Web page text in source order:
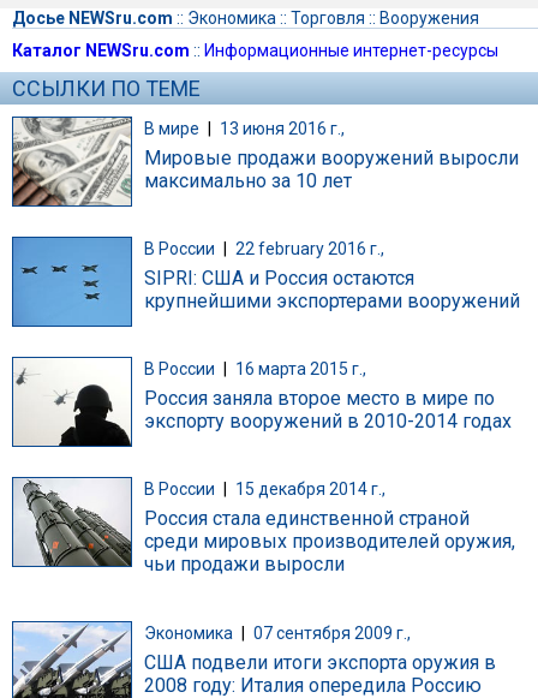
Досье NEWSru.com :: Экономика :: Торговля :: Вооружения
Каталог NEWSru.com :: Информационные интернет-ресурсы
ССЫЛКИ ПО ТЕМЕ
В мире | 13 июня 2016 г.,
Мировые продажи вооружений выросли
максимально за 10 лет
В России 22 february 2016 г.,
SIPRI: США и Россия остаются
крупнейшими экспортерами вооружений
В России 16 марта 2015 г.,
Россия заняла второе место в мире по
экспорту вооружений в 2010-2014 годах
В России 15 декабря 2014 г.,
Россия стала единственной страной
среди мировых производителей оружия,
чьи продажи выросли
Экономика | 07 сентября 2009 г.,
США подвели итоги экспорта оружия в
2008 году: Италия опередила Россию